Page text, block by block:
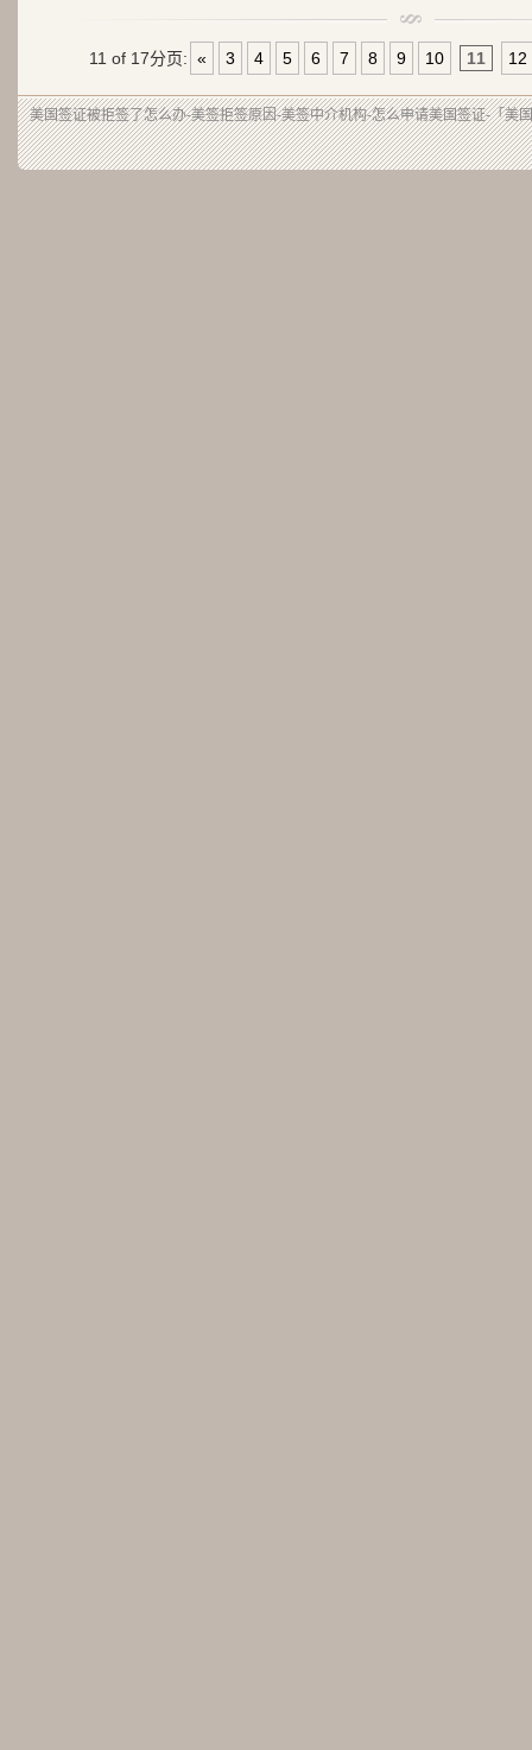
11 of 17分页: « 3 4 5 6 7 8 9 10 11 12
美国签证被拒签了怎么办-美签拒签原因-美签中介机构-怎么申请美国签证-「美